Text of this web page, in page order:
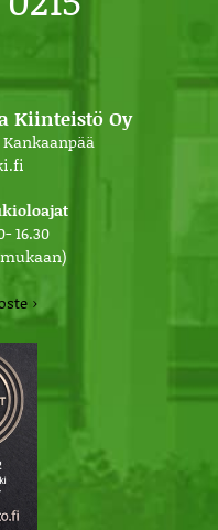
Kiinteistö Oy
Kankaanpää
16.30
›